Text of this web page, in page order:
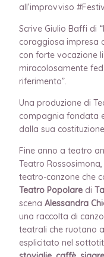
all’improvviso
Scrive Giulio Baffi di
coraggiosa impresa
con forte vocazione
miracolosamente
riferimento”.
Una produzione di
compagnia fondata
dalla sua
Fine anno a teatro
Teatro Rossosimona,
teatro-canzone che
Teatro Popolare di
scena Alessandra
una raccolta di
teatrali che ruotano
esplicitato nel